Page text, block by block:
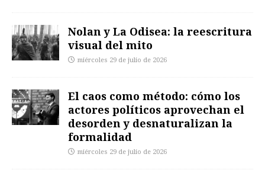
Nolan y La Odisea: la reescritura
visual del mito
miércoles 29 de julio de 2026
El caos como método: cómo los
actores políticos aprovechan el
desorden y desnaturalizan la
formalidad
miércoles 29 de julio de 2026